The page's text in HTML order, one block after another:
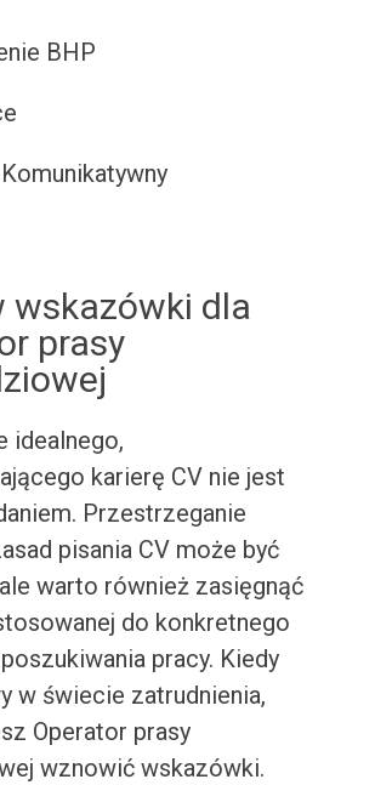
BHP
Komunikatywny
wskazówki dla
prasy
idealnego,
karierę CV nie jest
Przestrzeganie
pisania CV może być
warto również zasięgnąć
do konkretnego
pracy. Kiedy
w świecie zatrudnienia,
Operator prasy
wznowić wskazówki.